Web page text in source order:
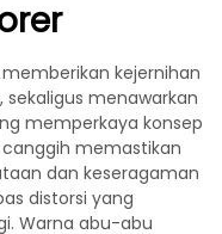
kejernihan
sekaligus menawarkan
memperkaya konsep
memastikan
dan keseragaman
distorsi yang
Warna abu-abu